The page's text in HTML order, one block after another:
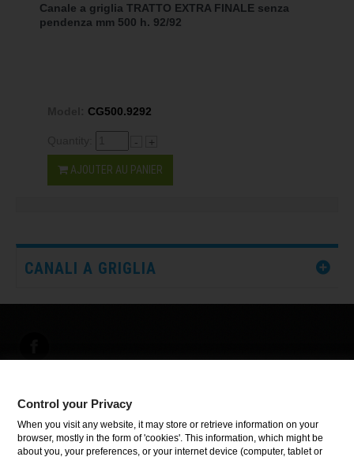
Canale a griglia TRATTO EXTRA FINALE senza
pendenza mm 500 h. 92/92
CG500.9292
- +
AJOUTER AU PANIER
CANALI A GRIGLIA
INFORMATIONS
Control your Privacy
When you visit any website, it may store or retrieve information on your
browser, mostly in the form of 'cookies'. This information, which might be
about you, your preferences, or your internet device (computer, tablet or